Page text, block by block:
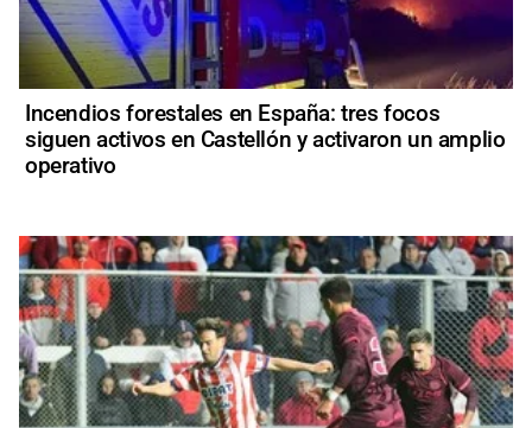
Incendios forestales en España: tres focos
siguen activos en Castellón y activaron un amplio
operativo